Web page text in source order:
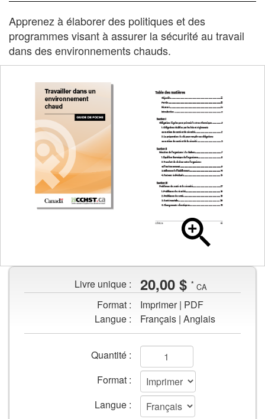
Apprenez à élaborer des politiques et des
programmes visant à assurer la sécurité au travail
dans des environnements chauds.
poche
la
table
des
matières
de
Travailler
dans
environnement
chaud
Livre unique : 20,00 $ * CA
Format :
Imprimer | PDF
Langue :
Français | Anglais
Quantité :
Format :
Langue :